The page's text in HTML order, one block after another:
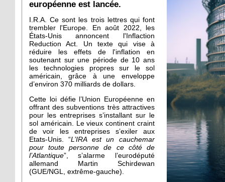
européenne est lancée.
I.R.A. Ce sont les trois lettres qui font
trembler l'Europe. En août 2022, les
États-Unis annoncent l'Inflaction
Reduction Act. Un texte qui vise à
réduire les effets de l'inflation en
soutenant sur une période de 10 ans
les technologies propres sur le sol
américain, grâce à une enveloppe
d’environ 370 milliards de dollars.
Cette loi défie l’Union Européenne en
offrant des subventions très attractives
pour les entreprises s’installant sur le
sol américain. Le vieux continent craint
de voir les entreprises s’exiler aux
Etats-Unis. “L’IRA est un cauchemar
pour toute personne de ce côté de
l’Atlantique”, s’alarme l’eurodéputé
allemand Martin Schirdewan
(GUE/NGL, extrême-gauche).